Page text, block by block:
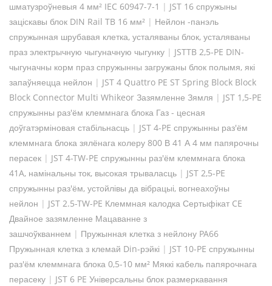
шматузроўневыя 4 мм² IEC 60947-7-1 | JST 16 спружыны
заціскавы блок DIN Rail TB 16 мм² | Нейлон -панэль
спружынная шрубавая клетка, усталяваны блок, усталяваны
праз электрычную чыгуначную чыгунку | JSTTB 2,5-PE DIN-
чыгуначны корм праз спружынны загружаны блок полымя, які
запаўняецца нейлон | JST 4 Quattro PE ST Spring Block Block
Block Connector Multi Whikeor Зазямленне Зямля | JST 1,5-PE
спружынны раз'ём клеммнага блока Газ - цесная
доўгатэрміновая стабільнасць | JST 4-PE спружынны раз'ём
клеммнага блока зялёнага колеру 800 В 41 А 4 мм папярочны
перасек | JST 4-TW-PE спружынны раз'ём клеммнага блока
41A, намінальны ток, высокая трываласць | JST 2,5-PE
спружынны раз'ём, устойлівы да вібрацыі, вогнеахоўны
нейлон | JST 2.5-TW-PE Клеммная калодка Сертыфікат CE
Двайное зазямленне Мацаванне з
зашчоўкваннем | Пружынная клетка з нейлону PA66
Пружынная клетка з клемай Din-рэйкі | JST 10-PE спружынны
раз'ём клеммнага блока 0,5-10 мм² Мяккі кабель папярочнага
перасеку | JST 6 PE Універсальны блок размеркавання